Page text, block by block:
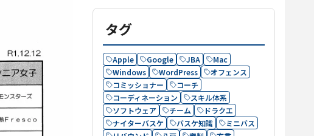
タグ
Apple Google JBA
Mac
Windows
WordPress
オフェンス
コミッショナー
コーチ
コーディネーション
スキル体系
ソフトウェア
チーム
ドラクエ
ナイターバスケ
バスケ知識
ミニバス